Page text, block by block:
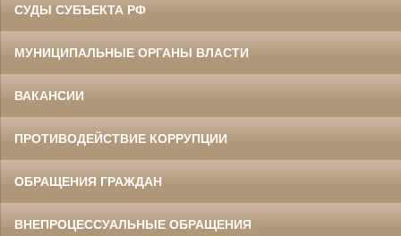
СУДЫ СУБЪЕКТА РФ
МУНИЦИПАЛЬНЫЕ ОРГАНЫ ВЛАСТИ
ВАКАНСИИ
ПРОТИВОДЕЙСТВИЕ КОРРУПЦИИ
ОБРАЩЕНИЯ ГРАЖДАН
ВНЕПРОЦЕССУАЛЬНЫЕ ОБРАЩЕНИЯ